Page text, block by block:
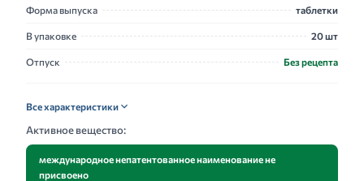
Форма выпуска таблетки
В упаковке 20 шт
Отпуск Без рецепта
Все характеристики
Активное вещество:
международное непатентованное наименование не
присвоено